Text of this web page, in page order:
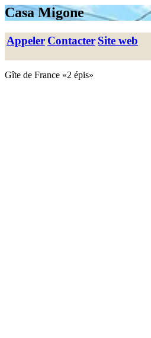
Casa Migone
Appeler Contacter Site web
Gîte de France «2 épis»